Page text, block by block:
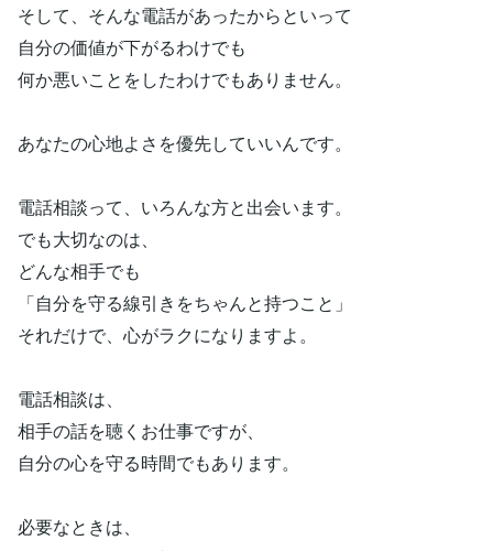
そして、そんな電話があったからといって
自分の価値が下がるわけでも
何か悪いことをしたわけでもありません。
あなたの心地よさを優先していいんです。
電話相談って、いろんな方と出会います。
でも大切なのは、
どんな相手でも
「自分を守る線引きをちゃんと持つこと」
それだけで、心がラクになりますよ。
電話相談は、
相手の話を聴くお仕事ですが、
自分の心を守る時間でもあります。
必要なときは、